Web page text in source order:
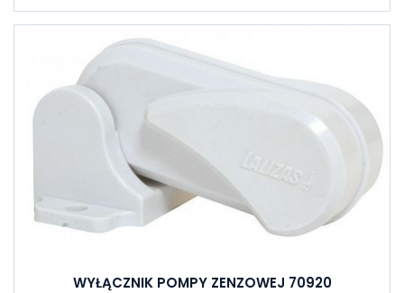
WYŁĄCZNIK POMPY ZENZOWEJ 70920